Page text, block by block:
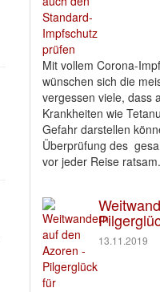
Mit vollem Corona-
wünschen sich die
vergessen viele, dass
Krankheiten wie
Gefahr darstellen
Überprüfung des
vor jeder Reise ratsam.
13.11.2019